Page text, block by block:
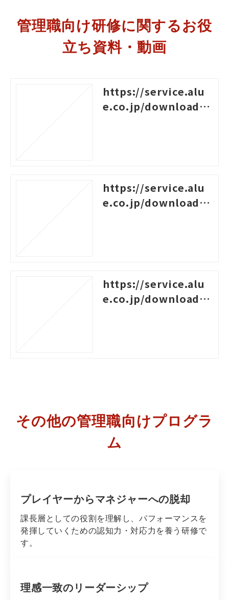
管理職向け研修に関するお役
立ち資料・動画
https://service.alu
e.co.jp/download/3
https://service.alu
e.co.jp/download/3
https://service.alu
e.co.jp/download/1
その他の管理職向けプログラ
ム
プレイヤーからマネジャーへの脱却
課長層としての役割を理解し、パフォーマンスを
発揮していくための認知力・対応力を養う研修で
す。
理感一致のリーダーシップ